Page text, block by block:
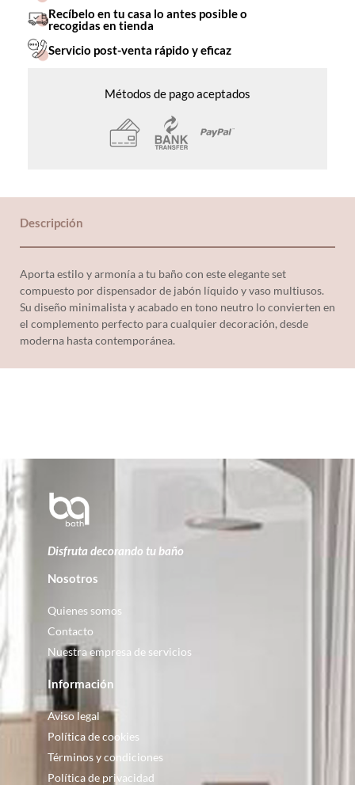
Recíbelo en tu casa lo antes posible o
recogidas en tienda
Servicio post-venta rápido y eficaz
Métodos de pago aceptados
Descripción
Aporta estilo y armonía a tu baño con este elegante set
compuesto por dispensador de jabón líquido y vaso multiusos.
Su diseño minimalista y acabado en tono neutro lo convierten en
el complemento perfecto para cualquier decoración, desde
moderna hasta contemporánea.
Disfruta decorando tu baño
Nosotros
Quienes somos
Contacto
Nuestra empresa de servicios
Información
Aviso legal
Política de cookies
Términos y condiciones
Política de privacidad